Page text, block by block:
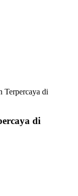
Terpercaya di
di